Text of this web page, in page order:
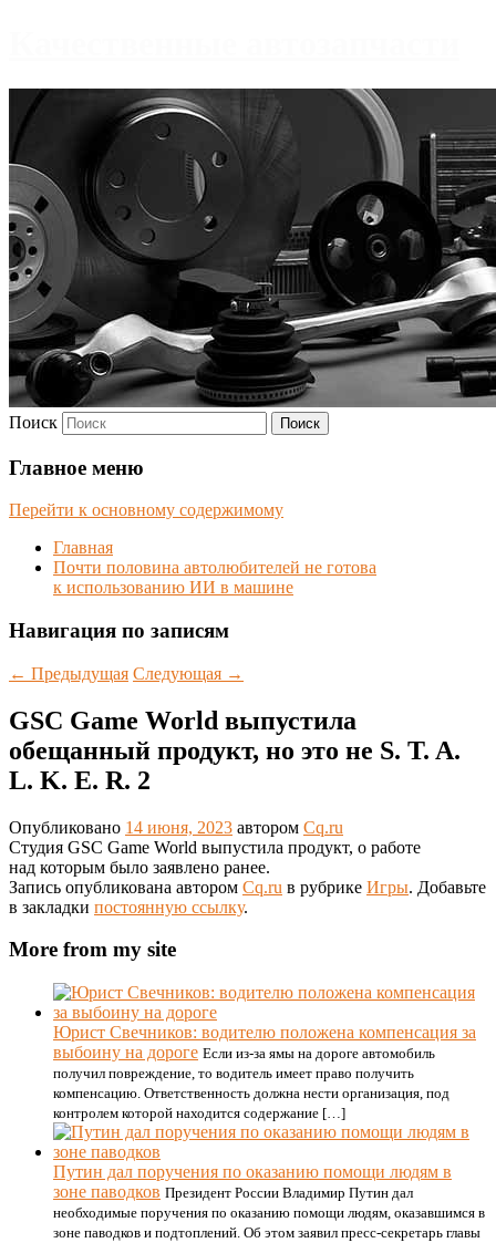
Поиск
Главное меню
Перейти к основному содержимому
Главная
Почти половина автолюбителей не готова
к использованию ИИ в машине
Навигация по записям
← Предыдущая Следующая →
GSC Game World выпустила
обещанный продукт, но это не S. T. A.
L. K. E. R. 2
Опубликовано 14 июня, 2023 автором Cq.ru
Студия GSC Game World выпустила продукт, о работе
над которым было заявлено ранее.
Запись опубликована автором Cq.ru в рубрике Игры. Добавьте
в закладки постоянную ссылку.
More from my site
Юрист Свечников: водителю положена компенсация за
выбоину на дороге Если из-за ямы на дороге автомобиль
получил повреждение, то водитель имеет право получить
компенсацию. Ответственность должна нести организация, под
контролем которой находится содержание […]
Путин дал поручения по оказанию помощи людям в
зоне паводков Президент России Владимир Путин дал
необходимые поручения по оказанию помощи людям, оказавшимся в
зоне паводков и подтоплений. Об этом заявил пресс-секретарь главы